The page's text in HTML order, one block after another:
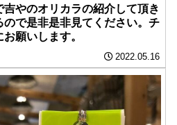
やのオリカラの紹介して頂き
ので是非是非見てください。チ
願いします。
2022.05.16